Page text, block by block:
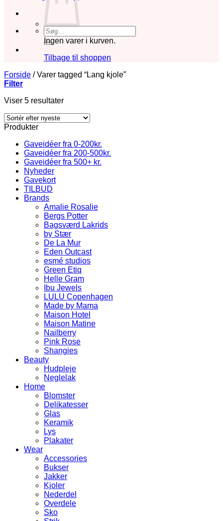
Søg
efter:
Ingen varer i kurven.
Tilbage til shoppen
Forside /Varer tagged “Lang kjole”
Filter
Viser 5 resultaterSorteret
seneste
Produkter
Gaveidéer fra 0-200kr.
Gaveidéer fra 200-500kr.
Gaveidéer fra 500+ kr.
Nyheder
Gavekort
TILBUD
Brands
Amalie Rosalie
Bergs Potter
Bagsværd Lakrids
by Stær
De La Mur
Eden Outcast
esmé studios
Green Etiq
Helle Gram
Ibu Jewels
LULU Copenhagen
Made by Mama
Maison Hotel
Maison Matine
Nailberry
Pink Rose
Shangies
Beauty
Hudpleje
Neglelak
Home
Blomster
Delikatesser
Glas
Keramik
Lys
Plakater
Wear
Accessories
Bukser
Jakker
Kjoler
Nederdel
Overdele
Sko